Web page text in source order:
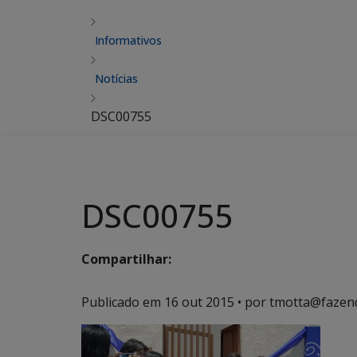
Informativos
Notícias
DSC00755
DSC00755
Compartilhar:
Publicado em 16 out 2015 • por